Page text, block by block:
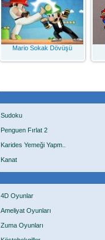
Mario Sokak Dövüşü
Sudoku
Penguen Fırlat 2
Karides Yemeği Yapm..
Kanat
4D Oyunlar
Ameliyat Oyunları
Zuma Oyunları